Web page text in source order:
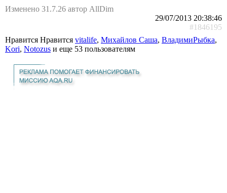
Изменено 31.7.26 автор AllDim
29/07/2013 20:38:46
#1846195
Нравится Нравится vitalife, Михайлов Саша, ВладимиРыбка,
Kori, Notozus и еще 53 пользователям